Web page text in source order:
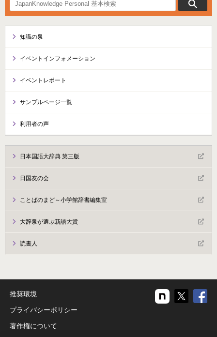
知識の泉
イベントインフォメーション
イベントレポート
サンプルページ一覧
利用者の声
日本国語大辞典 第三版
日国友の会
ことばのまど～小学館辞書編集室
大辞泉が選ぶ新語大賞
読書人
推奨環境
プライバシーポリシー
著作権について